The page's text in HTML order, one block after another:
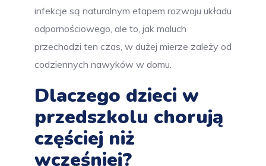
infekcje są naturalnym etapem rozwoju układu
odpornościowego, ale to, jak maluch
przechodzi ten czas, w dużej mierze zależy od
codziennych nawyków w domu.
Dlaczego dzieci w
przedszkolu chorują
częściej niż
wcześniej?